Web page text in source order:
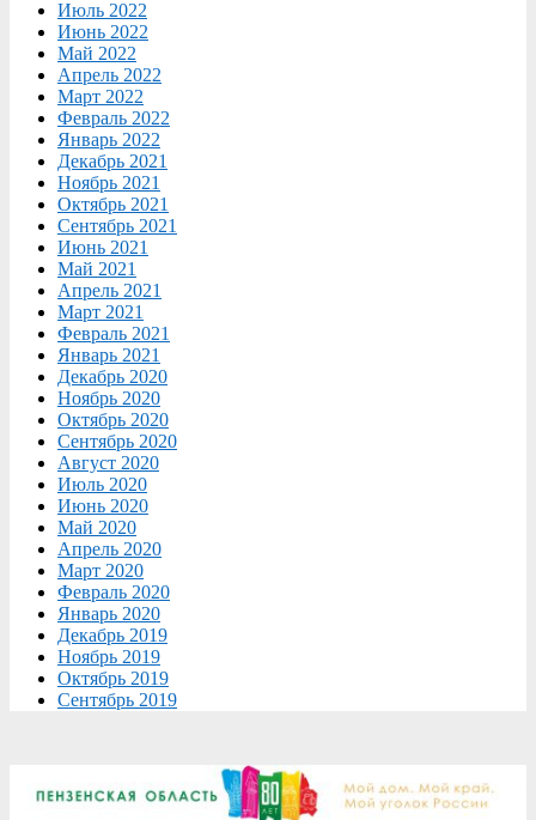
Июль 2022
Июнь 2022
Май 2022
Апрель 2022
Март 2022
Февраль 2022
Январь 2022
Декабрь 2021
Ноябрь 2021
Октябрь 2021
Сентябрь 2021
Июнь 2021
Май 2021
Апрель 2021
Март 2021
Февраль 2021
Январь 2021
Декабрь 2020
Ноябрь 2020
Октябрь 2020
Сентябрь 2020
Август 2020
Июль 2020
Июнь 2020
Май 2020
Апрель 2020
Март 2020
Февраль 2020
Январь 2020
Декабрь 2019
Ноябрь 2019
Октябрь 2019
Сентябрь 2019